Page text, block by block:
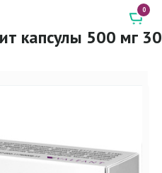
капсулы 500 мг 30
0